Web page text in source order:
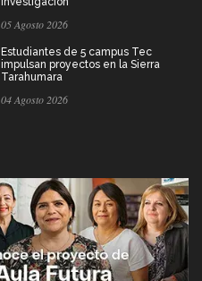
05 Agosto 2026
Estudiantes de 5 campus Tec
impulsan proyectos en la Sierra
Tarahumara
04 Agosto 2026